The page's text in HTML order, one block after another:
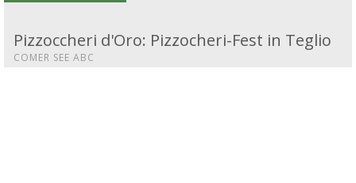
Pizzoccheri d'Oro: Pizzocheri-Fest in Teglio
COMER SEE ABC